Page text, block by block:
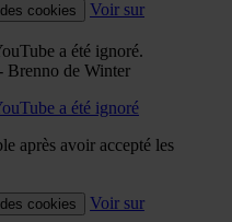
cookies
Voir sur
a été ignoré.
Brenno de Winter
a été ignoré
après avoir accepté les
cookies
Voir sur